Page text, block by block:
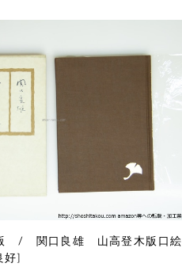
/ 関口良雄 山高登木版口絵
]